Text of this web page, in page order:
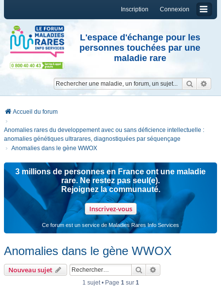
Connexion
Inscription
L'espace d'échange pour les
personnes touchées par une
maladie rare
Accueil du forum
Anomalies rares du developpement avec ou sans déficience intellectuelle :
anomalies génétiques ultrarares, diagnostiquées par séquençage
Anomalies dans le gène WWOX
3 millions de personnes en France ont une maladie
rare. Ne restez pas seul(e).
Rejoignez la communauté.
Inscrivez-vous
Ce forum est un service de Maladies Rares Info Services
Anomalies dans le gène WWOX
Nouveau sujet Rechercher
1 sujet • Page 1sur 1